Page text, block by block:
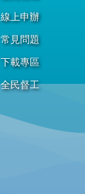
線上申辦
常見問題
下載專區
全民督工